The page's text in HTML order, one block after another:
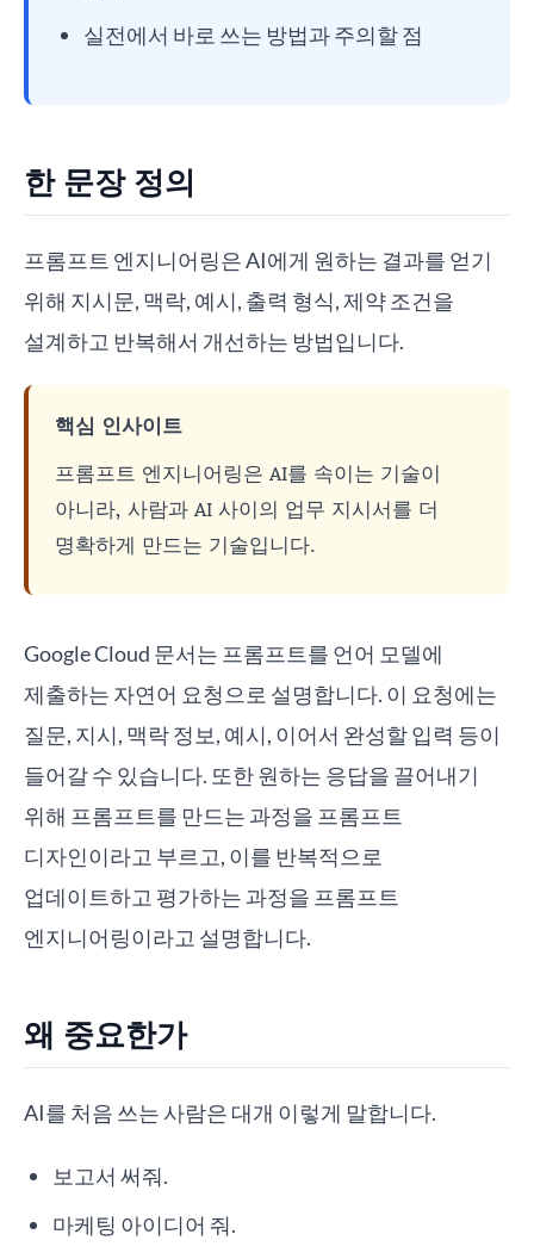
실전에서 바로 쓰는 방법과 주의할 점
한 문장 정의
프롬프트 엔지니어링은 AI에게 원하는 결과를 얻기
위해 지시문, 맥락, 예시, 출력 형식, 제약 조건을
설계하고 반복해서 개선하는 방법입니다.
핵심 인사이트
프롬프트 엔지니어링은 AI를 속이는 기술이
아니라, 사람과 AI 사이의 업무 지시서를 더
명확하게 만드는 기술입니다.
Google Cloud 문서는 프롬프트를 언어 모델에
제출하는 자연어 요청으로 설명합니다. 이 요청에는
질문, 지시, 맥락 정보, 예시, 이어서 완성할 입력 등이
들어갈 수 있습니다. 또한 원하는 응답을 끌어내기
위해 프롬프트를 만드는 과정을 프롬프트
디자인이라고 부르고, 이를 반복적으로
업데이트하고 평가하는 과정을 프롬프트
엔지니어링이라고 설명합니다.
왜 중요한가
AI를 처음 쓰는 사람은 대개 이렇게 말합니다.
보고서 써줘.
마케팅 아이디어 줘.